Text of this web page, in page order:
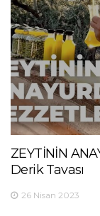
ZEYTİNİN
Derik Tavası
26 Nisan 2023